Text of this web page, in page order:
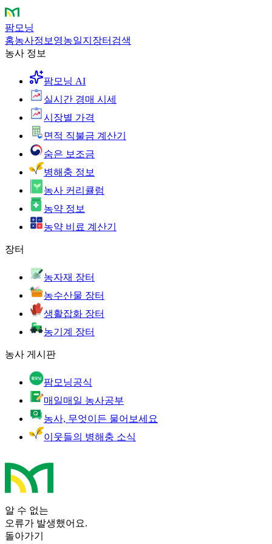
팜모닝
홈농사정보 영농일지 장터 검색
농사 정보
팜모닝 AI
실시간 경매 시세
시장별 가격
면적 직불금 계산기
숨은 보조금
병해충 정보
농사 커리큘럼
농약 정보
농약 비료 계산기
장터
농자재 장터
농수산물 장터
생활잡화 장터
농기계 장터
농사 게시판
팜모닝공식
매일매일 농사공부
농사, 무엇이든 물어보세요
이웃들의 병해충 소식
알 수 없는
오류가 발생했어요.
돌아가기